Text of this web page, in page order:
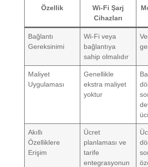
Özellik
Wi-Fi Şarj
Cihazları
Bağlantı
Gereksinimi
Wi-Fi veya
bağlantıya
sahip olmalıdır
Maliyet
Uygulaması
Genellikle
ekstra maliyet
yoktur
Akıllı
Özelliklere
Erişim
Ücret
planlaması ve
tarife
entegrasyonun